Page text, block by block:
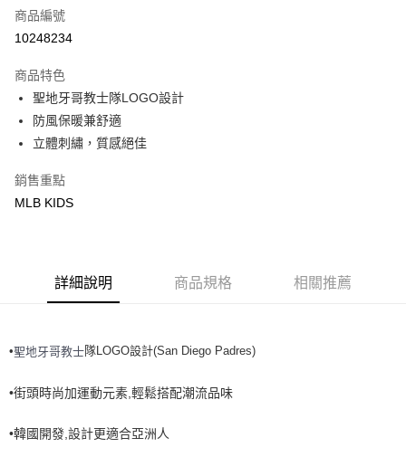
Apple Pay
悠遊付
運送方式
每筆NT$60，滿NT$499(含以上)免運費
7-11取貨付款<未取貨列黑名單/不支援離島取退>
每筆NT$60，滿NT$499(含以上)免運費
宅配滿699免運
商品編號
10248234
商品特色
聖地牙哥教士隊LOGO設計
防風保暖兼舒適
立體刺繡，質感絕佳
銷售重點
MLB KIDS
詳細說明 商品規格 相關推薦
•聖地牙哥教士隊LOGO設計(San Diego Padres)
•街頭時尚加運動元素,輕鬆搭配潮流品味
•韓國開發,設計更適合亞洲人